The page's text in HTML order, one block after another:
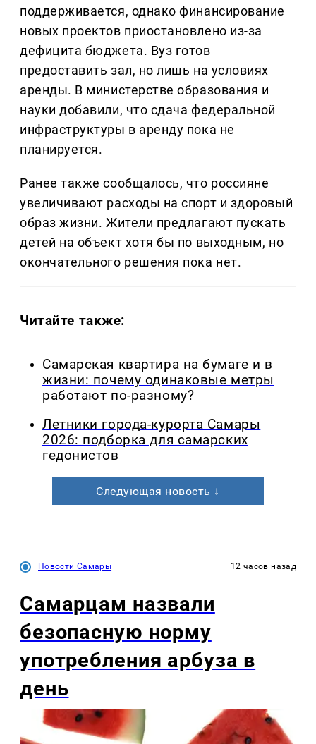
поддерживается, однако финансирование
новых проектов приостановлено из-за
дефицита бюджета. Вуз готов
предоставить зал, но лишь на условиях
аренды. В министерстве образования и
науки добавили, что сдача федеральной
инфраструктуры в аренду пока не
планируется.
Ранее также сообщалось, что россияне
увеличивают расходы на спорт и здоровый
образ жизни. Жители предлагают пускать
детей на объект хотя бы по выходным, но
окончательного решения пока нет.
Читайте также:
Самарская квартира на бумаге и в
жизни: почему одинаковые метры
работают по-разному?
Летники города-курорта Самары
2026: подборка для самарских
гедонистов
Следующая новость ↓
Новости Самары 12 часов назад
Самарцам назвали
безопасную норму
употребления арбуза в
день